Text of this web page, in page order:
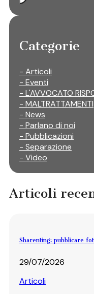
Categorie
- Articoli
- Eventi
- L'AVVOCATO
- MALTRATTAMENTI
- News
- Parlano di noi
- Pubblicazioni
- Separazione
- Video
Articoli
Sharenting: pubblicare
29/07/2026
Articoli